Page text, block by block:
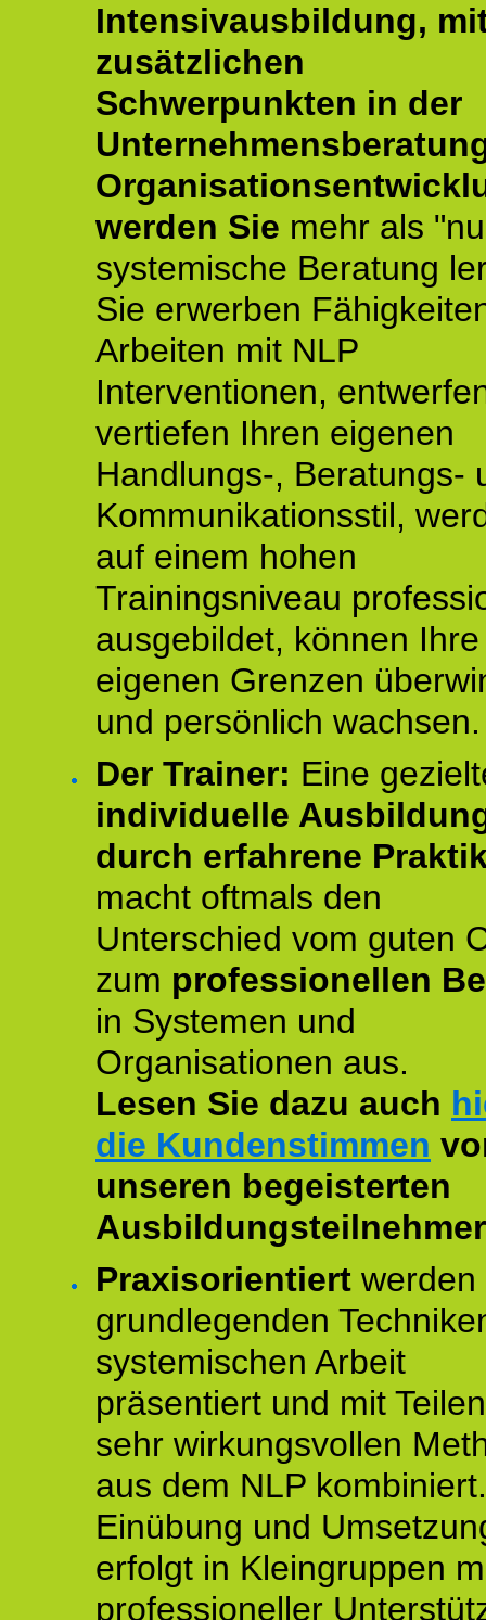
Intensivausbildung,
zusätzlichen
Schwerpunkten in der
werden Sie mehr als
systemische Beratung
Sie erwerben
Arbeiten mit NLP
Interventionen,
vertiefen Ihren eigenen
Handlungs-, Beratungs-
Kommunikationsstil,
auf einem hohen
Trainingsniveau
ausgebildet, können Ihre
eigenen Grenzen
und persönlich wachsen.
Der Trainer: Eine
individuelle
durch erfahrene
macht oftmals den
Unterschied vom guten
zum professionellen
in Systemen und
Organisationen aus.
Lesen Sie dazu auch
die Kundenstimmen
unseren begeisterten
Praxisorientiert werden
grundlegenden
systemischen Arbeit
präsentiert und mit
sehr wirkungsvollen
aus dem NLP
Einübung und
erfolgt in Kleingruppen
professioneller